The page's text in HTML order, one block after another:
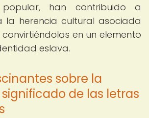
han contribuido a
la herencia cultural asociada
en un elemento
eslava.
sobre la
de las letras